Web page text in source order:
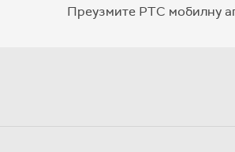
Преузмите РТС мобилну